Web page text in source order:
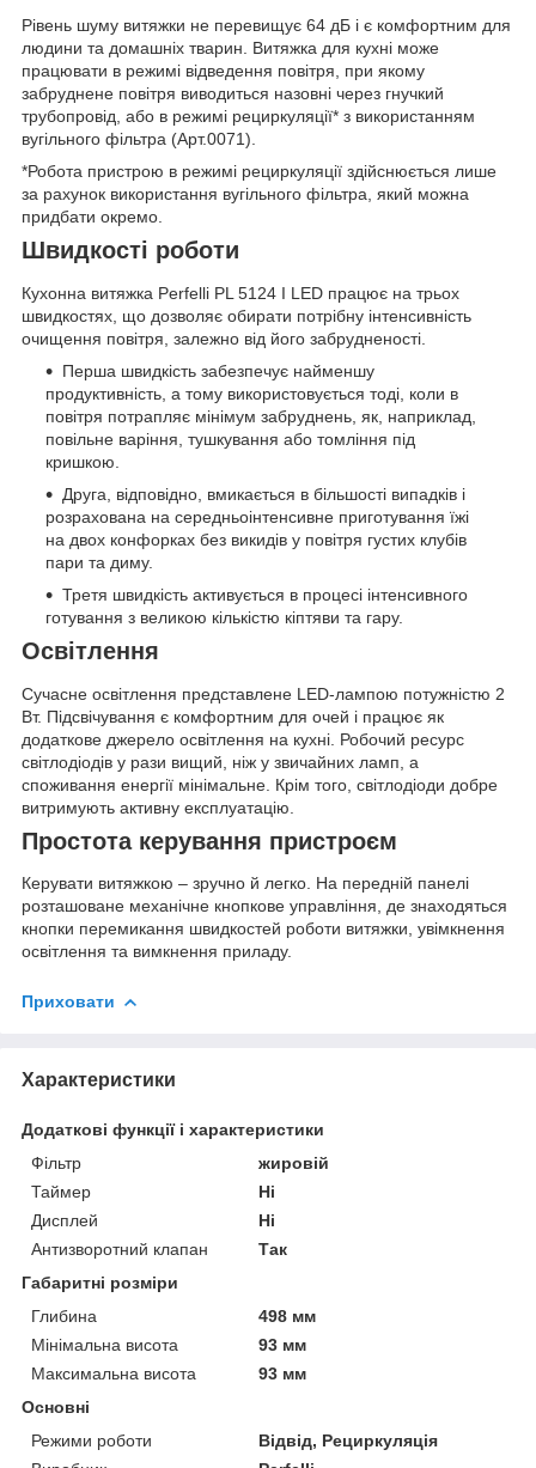
Рівень шуму витяжки не перевищує 64 дБ і є комфортним для
людини та домашніх тварин. Витяжка для кухні може
працювати в режимі відведення повітря, при якому
забруднене повітря виводиться назовні через гнучкий
трубопровід, або в режимі рециркуляції* з використанням
вугільного фільтра (Арт.0071).
*Робота пристрою в режимі рециркуляції здійснюється лише
за рахунок використання вугільного фільтра, який можна
придбати окремо.
Швидкості роботи
Кухонна витяжка Perfelli PL 5124 I LED працює на трьох
швидкостях, що дозволяє обирати потрібну інтенсивність
очищення повітря, залежно від його забрудненості.
Перша швидкість забезпечує найменшу
продуктивність, а тому використовується тоді, коли в
повітря потрапляє мінімум забруднень, як, наприклад,
повільне варіння, тушкування або томління під
кришкою.
Друга, відповідно, вмикається в більшості випадків і
розрахована на середньоінтенсивне приготування їжі
на двох конфорках без викидів у повітря густих клубів
пари та диму.
Третя швидкість активується в процесі інтенсивного
готування з великою кількістю кіптяви та гару.
Освітлення
Сучасне освітлення представлене LED-лампою потужністю 2
Вт. Підсвічування є комфортним для очей і працює як
додаткове джерело освітлення на кухні. Робочий ресурс
світлодіодів у рази вищий, ніж у звичайних ламп, а
споживання енергії мінімальне. Крім того, світлодіоди добре
витримують активну експлуатацію.
Простота керування пристроєм
Керувати витяжкою – зручно й легко. На передній панелі
розташоване механічне кнопкове управління, де знаходяться
кнопки перемикання швидкостей роботи витяжки, увімкнення
освітлення та вимкнення приладу.
Приховати
Характеристики
Додаткові функції і характеристики
Фільтр
жировій
Таймер
Ні
Дисплей
Ні
Антизворотний клапан
Так
Габаритні розміри
Глибина
498 мм
Мінімальна висота
93 мм
Максимальна висота
93 мм
Основні
Режими роботи
Відвід, Рециркуляція